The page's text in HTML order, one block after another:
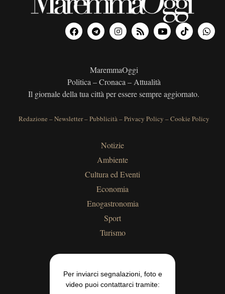
MaremmaOggi
Politica – Cronaca – Attualità
Il giornale della tua città per essere sempre aggiornato.
Redazione –Newsletter–Pubblicità–Privacy Policy –Cookie Policy
Notizie
Ambiente
Cultura ed Eventi
Economia
Enogastronomia
Sport
Turismo
Per inviarci segnalazioni, foto e
video puoi contattarci tramite: